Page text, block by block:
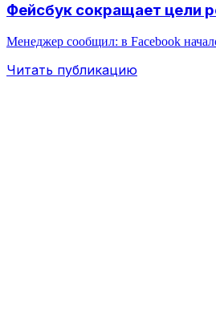
Фейсбук сокращает цели
Менеджер сообщил: в Facebook
Читать публикацию